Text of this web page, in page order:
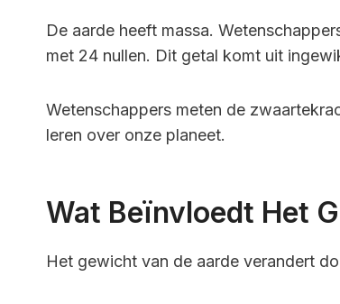
De aarde heeft massa.
met 24 nullen. Dit getal komt uit
Wetenschappers meten de
leren over onze planeet.
Wat Beïnvloedt Het
Het gewicht van de aarde verandert